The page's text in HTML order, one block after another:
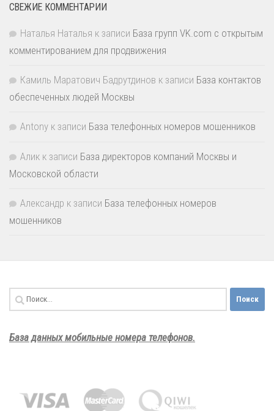
СВЕЖИЕ КОММЕНТАРИИ
Наталья Наталья к записи База групп VK.com с открытым
комментированием для продвижения
Камиль Маратович Бадрутдинов к записи База контактов
обеспеченных людей Москвы
Antony к записи База телефонных номеров мошенников
Алик к записи База директоров компаний Москвы и
Московской области
Александр к записи База телефонных номеров
мошенников
Найти:
База данных мобильные номера телефонов.